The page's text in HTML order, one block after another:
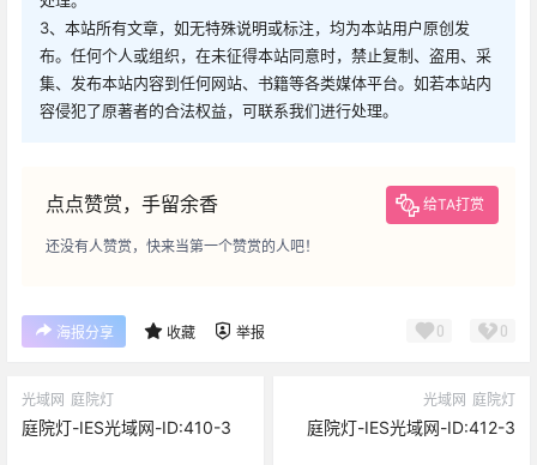
3、本站所有文章，如无特殊说明或标注，均为本站用户原创发
布。任何个人或组织，在未征得本站同意时，禁止复制、盗用、采
集、发布本站内容到任何网站、书籍等各类媒体平台。如若本站内
容侵犯了原著者的合法权益，可联系我们进行处理。
点点赞赏，手留余香 给TA打赏
还没有人赞赏，快来当第一个赞赏的人吧！
海报分享 收藏 举报 0 0
光域网 庭院灯
庭院灯-IES光域网-ID:410-3
光域网 庭院灯
庭院灯-IES光域网-ID:412-3